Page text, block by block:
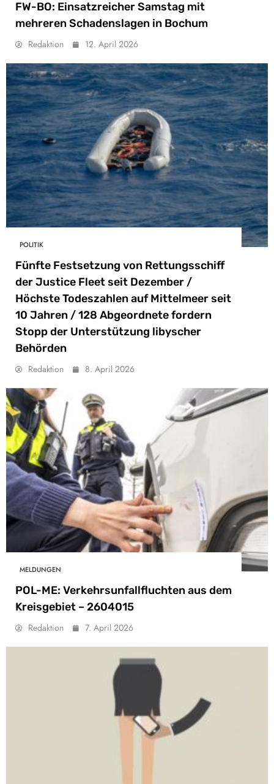
FW-BO: Einsatzreicher Samstag mit
mehreren Schadenslagen in Bochum
Redaktion 12. April 2026
POLITIK
Fünfte Festsetzung von Rettungsschiff
der Justice Fleet seit Dezember /
Höchste Todeszahlen auf Mittelmeer seit
10 Jahren / 128 Abgeordnete fordern
Stopp der Unterstützung libyscher
Behörden
Redaktion 8. April 2026
MELDUNGEN
POL-ME: Verkehrsunfallfluchten aus dem
Kreisgebiet – 2604015
Redaktion 7. April 2026